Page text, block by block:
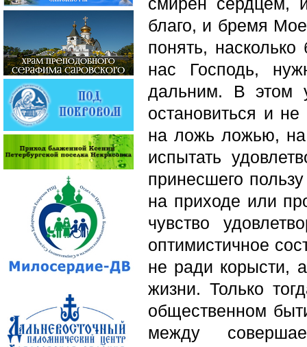
благо, и бремя
понять,
нас Господь,
дальним. В этом
остановиться и
на ложь ложью,
испытать
принесшего
на приходе или
чувство
оптимистичное
не ради корысти,
жизни. Только
общественном
между